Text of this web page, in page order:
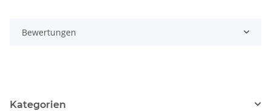
Bewertungen
Kategorien